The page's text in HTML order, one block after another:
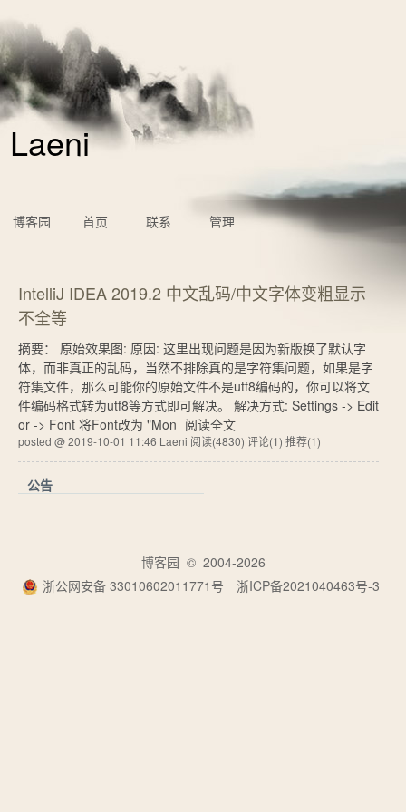
Laeni
博客园 首页 联系 管理
IntelliJ IDEA 2019.2 中文乱码/中文字体变粗显示
不全等
摘要： 原始效果图: 原因: 这里出现问题是因为新版换了默认字
体，而非真正的乱码，当然不排除真的是字符集问题，如果是字
符集文件，那么可能你的原始文件不是utf8编码的，你可以将文
件编码格式转为utf8等方式即可解决。 解决方式: Settings -> Edit
or -> Font 将Font改为 "Mon 阅读全文
posted @ 2019-10-01 11:46 Laeni 阅读(4830) 评论(1) 推荐(1)
公告
博客园 © 2004-2026
浙公网安备 33010602011771号
浙ICP备2021040463号-3